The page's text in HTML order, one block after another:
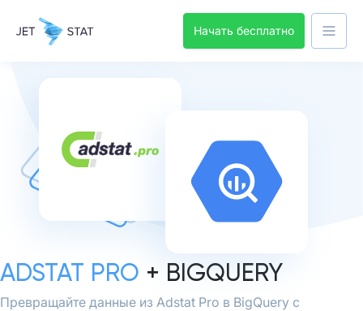
Начать бесплатно
ADSTAT PRO + BIGQUERY
Превращайте данные из Adstat Pro в BigQuery с